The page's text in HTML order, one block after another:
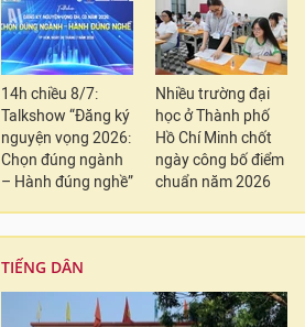
14h chiều 8/7:
Talkshow “Đăng ký
nguyện vọng 2026:
Chọn đúng ngành
– Hành đúng nghề”
Nhiều trường đại
học ở Thành phố
Hồ Chí Minh chốt
ngày công bố điểm
chuẩn năm 2026
TIẾNG DÂN